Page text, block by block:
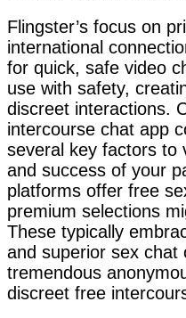
Flingster’s focus on
international
for quick, safe video
use with safety,
discreet interactions.
intercourse chat app
several key factors to
and success of your
platforms offer free
premium selections
These typically
and superior sex chat
tremendous
discreet free